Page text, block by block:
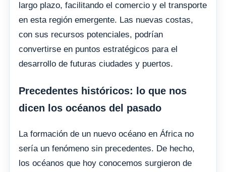
largo plazo, facilitando el comercio y el transporte
en esta región emergente. Las nuevas costas,
con sus recursos potenciales, podrían
convertirse en puntos estratégicos para el
desarrollo de futuras ciudades y puertos.
Precedentes históricos: lo que nos
dicen los océanos del pasado
La formación de un nuevo océano en África no
sería un fenómeno sin precedentes. De hecho,
los océanos que hoy conocemos surgieron de